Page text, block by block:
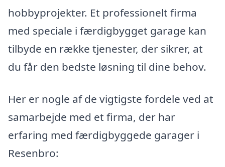
hobbyprojekter. Et professionelt firma
med speciale i færdigbygget garage kan
tilbyde en række tjenester, der sikrer, at
du får den bedste løsning til dine behov.
Her er nogle af de vigtigste fordele ved at
samarbejde med et firma, der har
erfaring med færdigbyggede garager i
Resenbro: